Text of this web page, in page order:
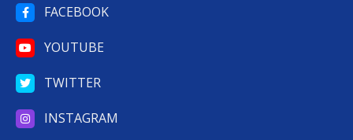
FACEBOOK
YOUTUBE
TWITTER
INSTAGRAM